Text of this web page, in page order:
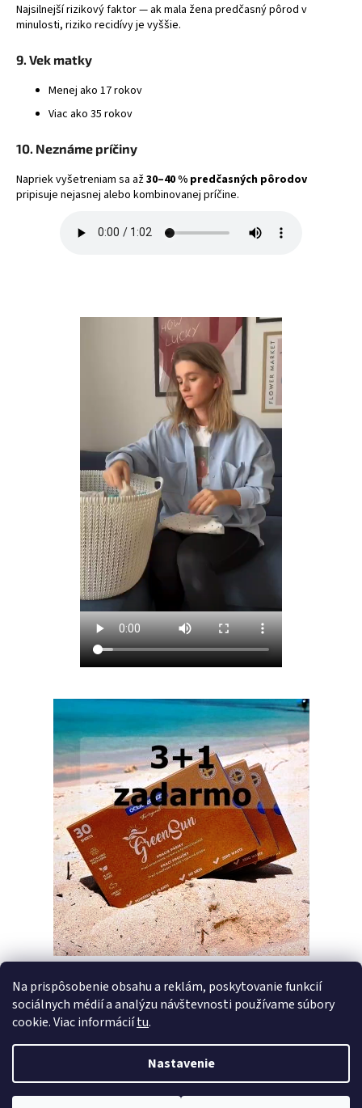
Na prispôsobenie obsahu a reklám, poskytovanie funkcií
sociálnych médií a analýzu návštevnosti používame súbory
cookie. Viac informáciítu.
Nastavenie
Najsilnejší rizikový faktor — ak mala žena predčasný pôrod v
minulosti, riziko recidívy je vyššie.
9. Vek matky
Menej ako 17 rokov
Viac ako 35 rokov
10. Neznáme príčiny
Napriek vyšetreniam sa až30–40 % predčasných pôrodov
pripisuje nejasnej alebo kombinovanej príčine.
PREDCHÁDZAJÚCI ČLÁNOK
Copyright 2026Pracie pásiky GreenSun. Všetky práva vyhradené.